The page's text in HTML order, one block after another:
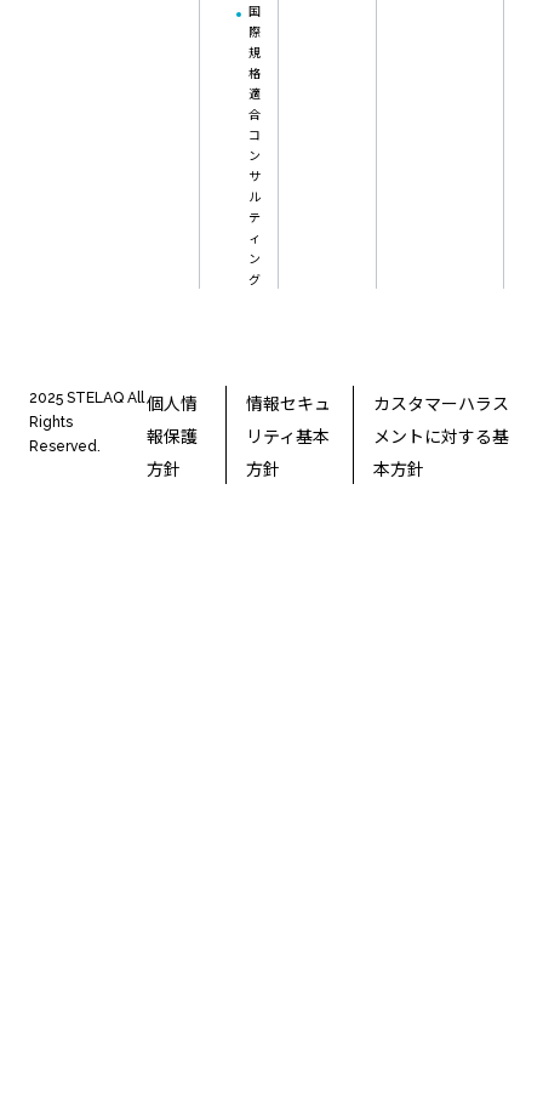
国
際
規
格
適
合
コ
ン
サ
ル
テ
ィ
ン
グ
2025 STELAQ All
Rights
Reserved.
個人情
報保護
方針
情報セキュ
リティ基本
方針
カスタマーハラス
メントに対する基
本方針